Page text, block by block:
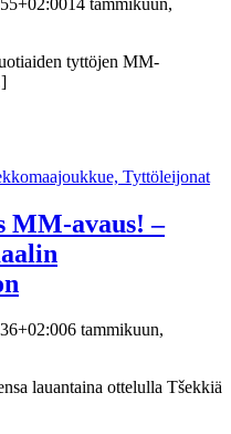
tyttöjen MM-
MM-avaus! –
6 tammikuun,
lauantaina ottelulla Tšekkiä